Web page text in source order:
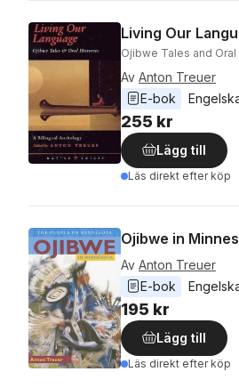
Living Our
Ojibwe Tales and
Av Anton Treuer
E-bok
255 kr
Lägg till
Läs direkt efter köp
Ojibwe in
Av Anton Treuer
E-bok
195 kr
Lägg till
Läs direkt efter köp